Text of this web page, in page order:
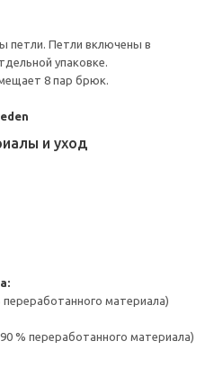
петли. Петли включены в
упаковке.
8 пар брюк.
и уход
материала)
% переработанного материала)